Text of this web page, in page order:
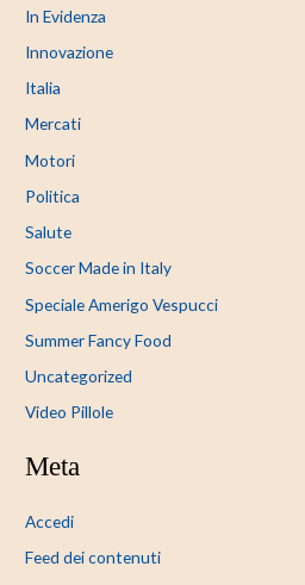
In Evidenza
Innovazione
Italia
Mercati
Motori
Politica
Salute
Soccer Made in Italy
Speciale Amerigo Vespucci
Summer Fancy Food
Uncategorized
Video Pillole
Meta
Accedi
Feed dei contenuti